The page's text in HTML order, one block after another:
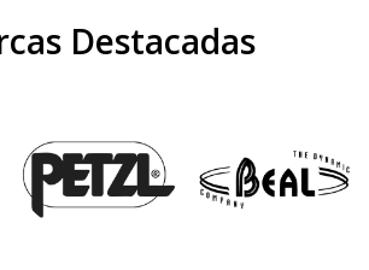
Destacadas